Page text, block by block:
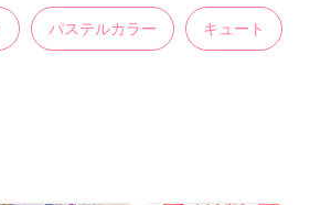
パステルカラー キュート